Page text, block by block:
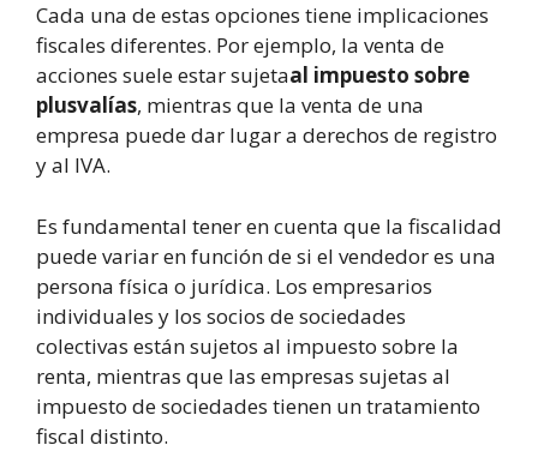
Cada una de estas opciones tiene implicaciones
fiscales diferentes. Por ejemplo, la venta de
acciones suele estar sujetaal impuesto sobre
plusvalías, mientras que la venta de una
empresa puede dar lugar a derechos de registro
y al IVA.
Es fundamental tener en cuenta que la fiscalidad
puede variar en función de si el vendedor es una
persona física o jurídica. Los empresarios
individuales y los socios de sociedades
colectivas están sujetos al impuesto sobre la
renta, mientras que las empresas sujetas al
impuesto de sociedades tienen un tratamiento
fiscal distinto.